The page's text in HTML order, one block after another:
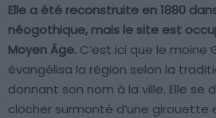
Elle a été reconstruite en 1880
néogothique, mais le site est
Moyen Âge. C’est ici que le moine
évangélisa la région selon la
donnant son nom à la ville. Elle se
clocher surmonté d’une girouette